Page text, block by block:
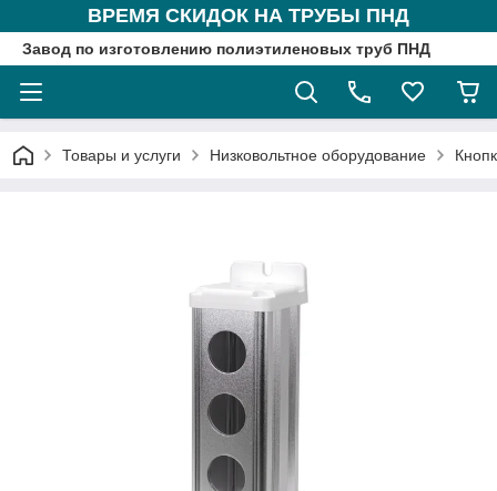
ВРЕМЯ СКИДОК НА ТРУБЫ ПНД
Завод по изготовлению полиэтиленовых труб ПНД
Товары и услуги Низковольтное оборудование